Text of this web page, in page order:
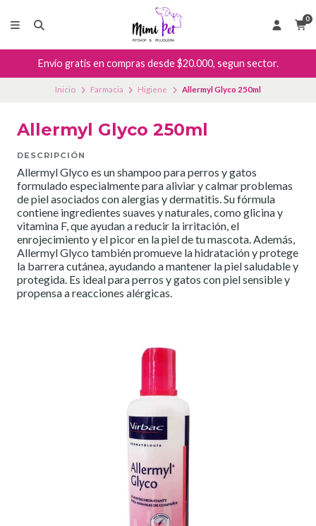
0
Envío gratis en compras desde $20.000, segun sector.
Inicio Farmacia Higiene Allermyl Glyco 250ml
Allermyl Glyco 250ml
DESCRIPCIÓN
Allermyl Glyco es un shampoo para perros y gatos
formulado especialmente para aliviar y calmar problemas
de piel asociados con alergias y dermatitis. Su fórmula
contiene ingredientes suaves y naturales, como glicina y
vitamina F, que ayudan a reducir la irritación, el
enrojecimiento y el picor en la piel de tu mascota. Además,
Allermyl Glyco también promueve la hidratación y protege
la barrera cutánea, ayudando a mantener la piel saludable y
protegida. Es ideal para perros y gatos con piel sensible y
propensa a reacciones alérgicas.